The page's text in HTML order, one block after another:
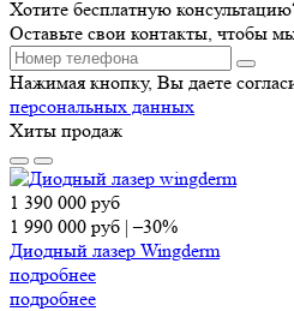
Хотите бесплатную
Оставьте свои контакты, чтобы
Нажимая кнопку, Вы даете
персональных данных
Хиты продаж
1 390 000 руб
1 990 000 руб |–30%
Диодный лазер Wingderm
подробнее
подробнее